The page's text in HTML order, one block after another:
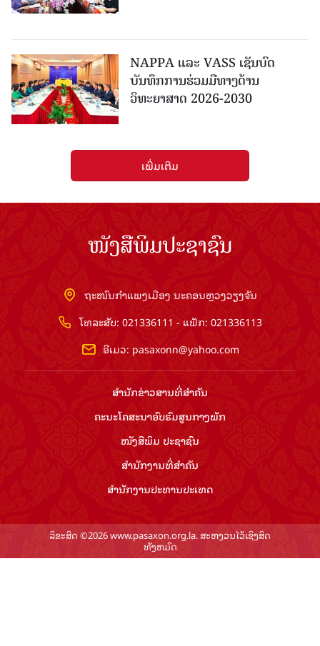
NAPPA ແລະ VASS ເຊັນບົດ
ບັນທຶກການຮ່ວມມືທາງດ້ານ
ວິທະຍາສາດ 2026-2030
ເພີ່ມເຕີມ
ໜັງສືພິມປະຊາຊົນ
ຖະໜົນກຳແພງເມືອງ ນະຄອນຫຼວງວຽງຈັນ
ໂທລະສັບ: 021336111 - ແຟັກ: 021336113
ອີເມວ: pasaxonn@yahoo.com
ສຳ​ນັກ​ຂ່າວ​ສານ​ທີ່​ສຳ​ຄັນ​
ຄະນະໂຄສະນາອົບຮົມ​ສູນ​ກາງ​ພັກ
ໜັງສືພິມ ປະ​ຊາ​ຊົນ
ສຳ​ນັກ​ງານ​ທີ່​ສຳ​ຄັນ
ສຳ​ນັກ​ງານ​ປະ​ທານ​ປະ​ເທດ
ລິຂະສິດ ©2026 www.pasaxon.org.la. ສະຫງວນໄວ້ເຊິງສິດ
ທັງຫມົດ